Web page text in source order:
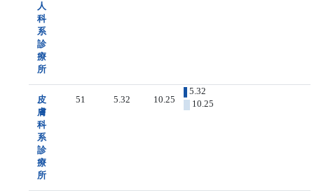
人
科
系
診
療
所
皮
膚
科
系
診
療
所
51 5.32 10.25
5.32
10.25